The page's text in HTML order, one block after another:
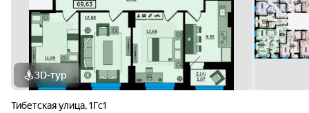
3D-тур
Тибетская улица,1Гс1